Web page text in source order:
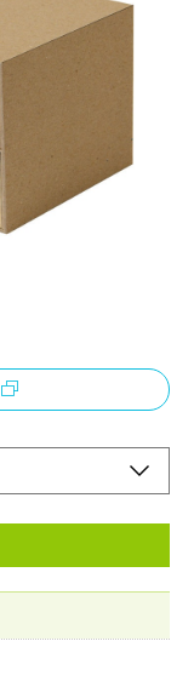
コンパクトサイズ展
います。
ンで落ち着いた印象